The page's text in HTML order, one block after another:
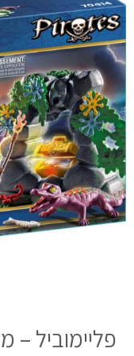
פליימוביל –